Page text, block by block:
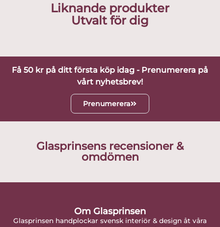
Liknande produkter
Utvalt för dig
Få 50 kr på ditt första köp idag - Prenumerera på
vårt nyhetsbrev!
Prenumerera
Glasprinsens recensioner &
omdömen
Om Glasprinsen
Glasprinsen handplockar svensk interiör & design åt våra